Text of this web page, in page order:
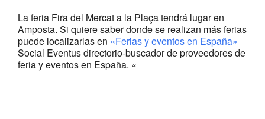
La feria Fira del Mercat a la Plaça tendrá lugar en
Amposta. Si quiere saber donde se realizan más ferias
puede localizarlas en «Ferias y eventos en España»
Social Eventus directorio-buscador de proveedores de
feria y eventos en España. «